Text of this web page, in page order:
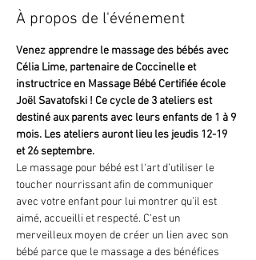
À propos de l'événement
Venez apprendre le massage des bébés avec
Célia Lime, partenaire de Coccinelle et
instructrice en Massage Bébé Certifiée école
Joël Savatofski ! Ce cycle de 3 ateliers est
destiné aux parents avec leurs enfants de 1 à 9
mois. Les ateliers auront lieu les jeudis 12-19
et 26 septembre.
Le massage pour bébé est l‘art d’utiliser le
toucher nourrissant afin de communiquer
avec votre enfant pour lui montrer qu’il est
aimé, accueilli et respecté. C‘est un
merveilleux moyen de créer un lien avec son
bébé parce que le massage a des bénéfices